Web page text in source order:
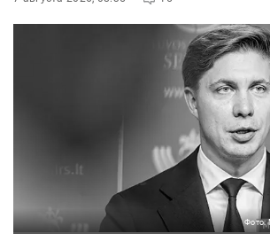
Фото: